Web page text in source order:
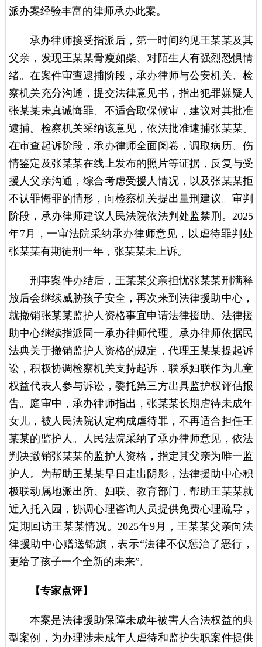
派办案经验丰富的律师承办此案。
承办律师接受指派后，第一时间约见王某某及其
父亲，发现王某某骨瘦如柴、对陌生人有强烈恐惧情
绪。在案件审查逮捕阶段，承办律师与公安机关、检
察机关充分沟通，提交法律意见书，指出犯罪嫌疑人
张某某未真诚悔罪、不适合取保候审，建议对其批准
逮捕。检察机关采纳该意见，依法批准逮捕张某某。
在审查起诉阶段，承办律师全面阅卷，调取病历、伤
情鉴定及张某某在线上发布的照片等证据，反复与受
援人父亲沟通，综合考虑受援人情况，以及张某某拒
不认罪悔罪的情形，向检察机关提出量刑建议。审判
阶段，承办律师建议人民法院依法判处监禁刑。2025
年7月，一审法院采纳承办律师意见，以虐待罪判处
张某某有期徒刑一年，张某某未上诉。
刑事案件办结后，王某某父亲担忧张某某刑满释
放后会继续威胁孩子安全，再次来到法律援助中心，
就撤销张某某监护人资格事宜申请法律援助。法律援
助中心继续指派同一承办律师代理。承办律师依据民
法典关于撤销监护人资格的规定，代理王某某提起诉
讼，积极协调检察机关支持起诉，联系妇联作为儿童
权益代表人参与诉讼，委托第三方出具监护权评估报
告。庭审中，承办律师指出，张某某长期虐待未成年
女儿，被人民法院认定构成虐待罪，不再适合担任王
某某的监护人。人民法院采纳了承办律师意见，依法
判决撤销张某某的监护人资格，指定其父亲为唯一监
护人。为帮助王某某早日走出阴影，法律援助中心积
极联动属地派出所、妇联、教育部门，帮助王某某就
近入托入园，协调心理咨询人员提供免费心理疏导，
定期回访王某某情况。2025年9月，王某某父亲向法
律援助中心赠送锦旗，表示“法律不仅惩治了恶行，
更给了孩子一个全新的未来”。
【专家点评】
本案是法律援助保障未成年被害人合法权益的典
型案例，为办理涉未成年人虐待和监护失职案件提供